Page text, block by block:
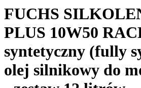
FUCHS
PLUS 10W50
syntetyczny (fully
olej silnikowy do